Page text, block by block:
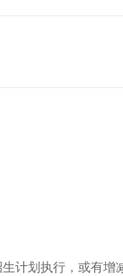
计划执行，或有